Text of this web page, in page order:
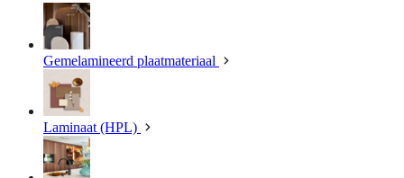
Gemelamineerd plaatmateriaal
Laminaat (HPL)